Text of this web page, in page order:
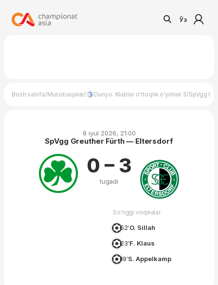
Ўз
Bosh sahifa/Musobaqalar/ Dunyo. Klublar o'rtoqlik o'yinlari 3/SpVgg
8 iyul 2026, 21:00
SpVgg Greuther Fürth — Eltersdorf
0 – 3
tugadi
So'nggi voqealar
52′O. Sillah
23′F. Klaus
19′S. Appelkamp